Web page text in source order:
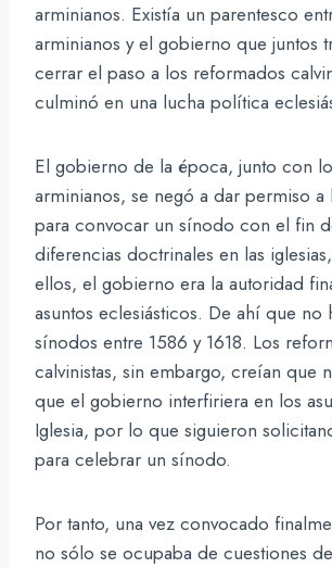
arminianos. Existía un parentesco
arminianos y el gobierno que juntos
cerrar el paso a los reformados
culminó en una lucha política
El gobierno de la época, junto con
arminianos, se negó a dar permiso a
para convocar un sínodo con el fin
diferencias doctrinales en las
ellos, el gobierno era la autoridad
asuntos eclesiásticos. De ahí que no
sínodos entre 1586 y 1618. Los
calvinistas, sin embargo, creían que
que el gobierno interfiriera en los
Iglesia, por lo que siguieron
para celebrar un sínodo.
Por tanto, una vez convocado
no sólo se ocupaba de cuestiones